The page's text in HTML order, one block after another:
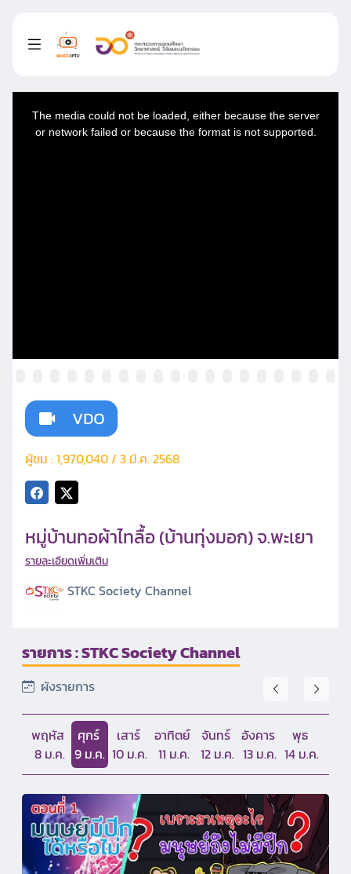
The media could not be loaded, either because the server
or network failed or because the format is not supported.
ผู้ชม : 1,970,040 / 3 มี.ค. 2568
หมู่บ้านทอผ้าไทลื้อ (บ้านทุ่งมอก) จ.พะเยา
รายละเอียดเพิ่มเติม
STKC Society Channel
รายการ : STKC Society Channel
ผังรายการ
พฤหัส
8 ม.ค.
ศุกร์
9 ม.ค.
เสาร์
10 ม.ค.
อาทิตย์
11 ม.ค.
จันทร์
12 ม.ค.
อังคาร
13 ม.ค.
พุธ
14 ม.ค.